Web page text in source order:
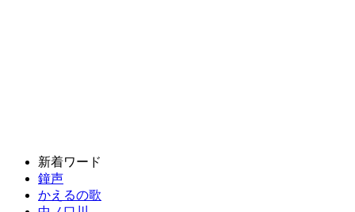
新着ワード
鐘声
かえるの歌